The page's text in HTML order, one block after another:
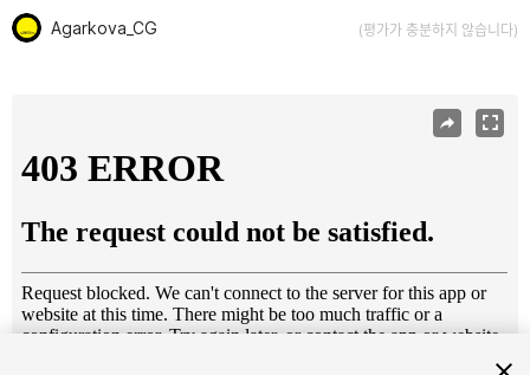
Agarkova_CG (평가가 충분하지 않습니다)